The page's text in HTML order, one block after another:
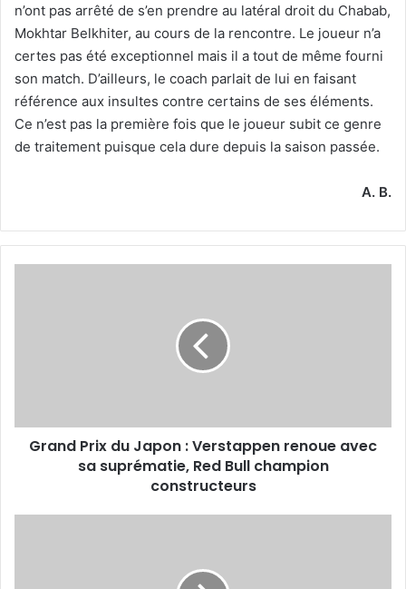
n’ont pas arrêté de s’en prendre au latéral droit du Chabab,
Mokhtar Belkhiter, au cours de la rencontre. Le joueur n’a
certes pas été exceptionnel mais il a tout de même fourni
son match. D’ailleurs, le coach parlait de lui en faisant
référence aux insultes contre certains de ses éléments.
Ce n’est pas la première fois que le joueur subit ce genre
de traitement puisque cela dure depuis la saison passée.
A. B.
suprématie,
RedGrand Prix du Japon : Verstappen renoue avec
sa suprématie, Red Bull champion
constructeurs